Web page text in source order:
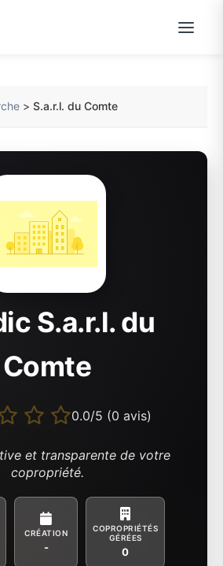
>S.a.r.l. du Comte
S.a.r.l. du
Comte
0.0/5 (0 avis)
et transparente de votre
copropriété.
CRÉATION
-
COPROPRIÉTÉS
GÉRÉES
0